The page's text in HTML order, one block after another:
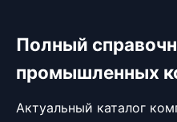
Полный
промышленных
Актуальный каталог